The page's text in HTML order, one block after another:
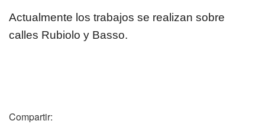
Actualmente los trabajos se realizan sobre
calles Rubiolo y Basso.
Compartir: